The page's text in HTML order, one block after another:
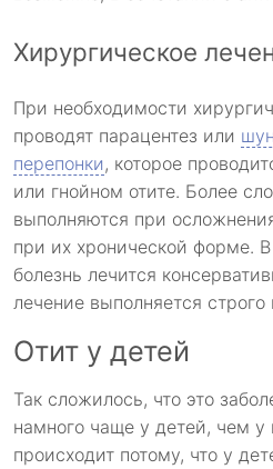
Хирургическое
При необходимости
проводят парацентез или
перепонки, которое
или гнойном отите. Более
выполняются при
при их хронической форме.
болезнь лечится
лечение выполняется
Отит у детей
Так сложилось, что это
намного чаще у детей, чем у
происходит потому, что у